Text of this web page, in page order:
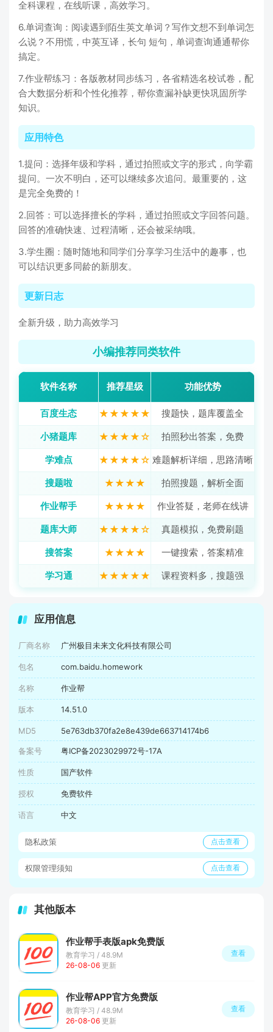
全科课程，在线听课，高效学习。
6.单词查询：阅读遇到陌生英文单词？写作文想不到单词怎
么说？不用慌，中英互译，长句 短句，单词查询通通帮你
搞定。
7.作业帮练习：各版教材同步练习，各省精选名校试卷，配
合大数据分析和个性化推荐，帮你查漏补缺更快巩固所学
知识。
应用特色
1.提问：选择年级和学科，通过拍照或文字的形式，向学霸
提问。一次不明白，还可以继续多次追问。最重要的，这
是完全免费的！
2.回答：可以选择擅长的学科，通过拍照或文字回答问题。
回答的准确快速、过程清晰，还会被采纳哦。
3.学生圈：随时随地和同学们分享学习生活中的趣事，也
可以结识更多同龄的新朋友。
更新日志
全新升级，助力高效学习
小编推荐同类软件
软件名称 推荐星级 功能优势
百度生态 ★★★★★
搜题快，题库覆盖全
小猪题库
★★★★☆
拍照秒出答案，免费
学难点
★★★★☆ 难题解析详细，思路清晰
搜题啦
★★★★
拍照搜题，解析全面
作业帮手
★★★★
作业答疑，老师在线讲
题库大师
★★★★☆
真题模拟，免费刷题
搜答案
★★★★
一键搜索，答案精准
学习通
★★★★★ 课程资料多，搜题强
应用信息
厂商名称 广州极目未来文化科技有限公司
包名 com.baidu.homework
名称 作业帮
版本 14.51.0
MD5 5e763db370fa2e8e439de663714174b6
备案号 粤ICP备2023029972号-17A
性质 国产软件
授权 免费软件
语言 中文
隐私政策 点击查看
权限管理须知 点击查看
其他版本
作业帮手表版apk免费版
教育学习 / 48.9M
26-08-06 更新
查看
作业帮APP官方免费版
教育学习 / 48.9M
26-08-06 更新
查看